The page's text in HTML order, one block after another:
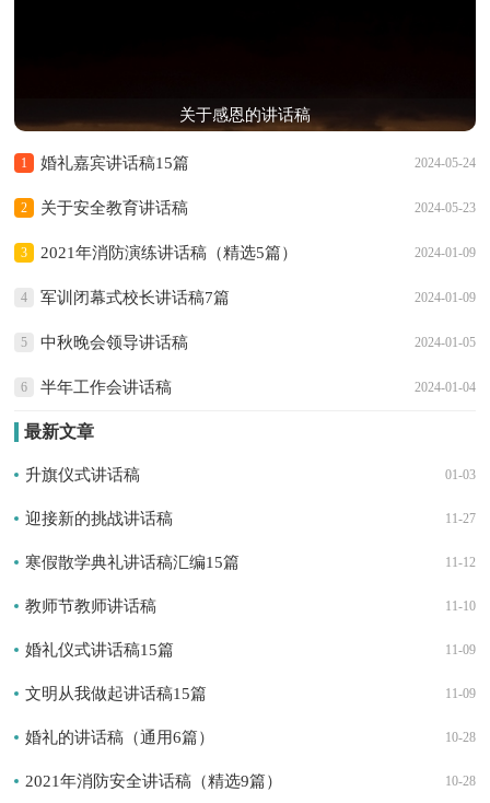
关于感恩的讲话稿
1 2024-05-24
婚礼嘉宾讲话稿15篇
2 2024-05-23
关于安全教育讲话稿
3 2024-01-09
2021年消防演练讲话稿（精选5篇）
4 2024-01-09
军训闭幕式校长讲话稿7篇
5 2024-01-05
中秋晚会领导讲话稿
6 2024-01-04
半年工作会讲话稿
最新文章
01-03
升旗仪式讲话稿
11-27
迎接新的挑战讲话稿
11-12
寒假散学典礼讲话稿汇编15篇
11-10
教师节教师讲话稿
11-09
婚礼仪式讲话稿15篇
11-09
文明从我做起讲话稿15篇
10-28
婚礼的讲话稿（通用6篇）
10-28
2021年消防安全讲话稿（精选9篇）